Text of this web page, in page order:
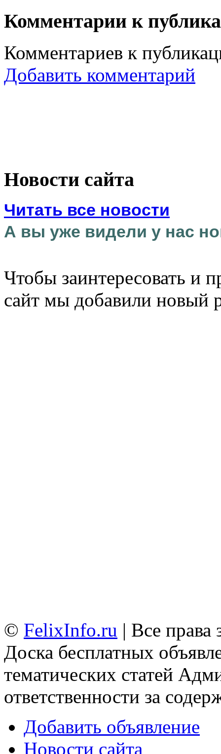
Комментарии к
Комментариев к
Добавить комментарий
Новости сайта
Читать все новости
А вы уже видели у нас
Чтобы заинтересовать и
сайт мы добавили новый
© FelixInfo.ru | Все
Доска бесплатных
тематических статей
ответственности за
Добавить объявление
Новости сайта